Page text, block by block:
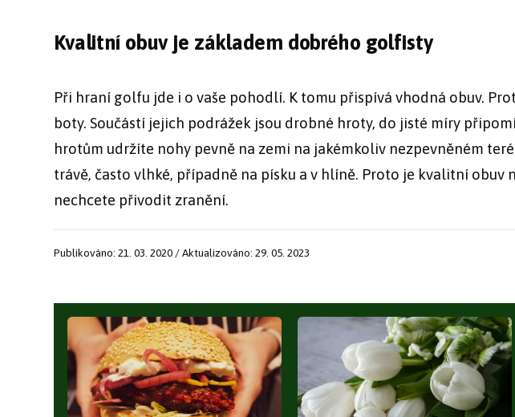
Kvalitní obuv je základem dobrého golfisty
Při hraní golfu jde i o vaše pohodlí. K tomu přispívá vhodná obuv.
boty. Součástí jejich podrážek jsou drobné hroty, do jisté míry
hrotům udržíte nohy pevně na zemi na jakémkoliv nezpevněném
trávě, často vlhké, případně na písku a v hlíně. Proto je kvalitní obuv
nechcete přivodit zranění.
Publikováno: 21. 03. 2020 / Aktualizováno: 29. 05. 2023